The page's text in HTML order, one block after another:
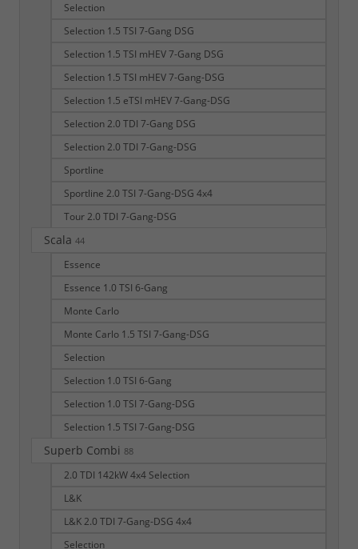
Selection
Selection 1.5 TSI 7-Gang DSG
Selection 1.5 TSI mHEV 7-Gang DSG
Selection 1.5 TSI mHEV 7-Gang-DSG
Selection 1.5 eTSI mHEV 7-Gang-DSG
Selection 2.0 TDI 7-Gang DSG
Selection 2.0 TDI 7-Gang-DSG
Sportline
Sportline 2.0 TSI 7-Gang-DSG 4x4
Tour 2.0 TDI 7-Gang-DSG
Scala 44
Essence
Essence 1.0 TSI 6-Gang
Monte Carlo
Monte Carlo 1.5 TSI 7-Gang-DSG
Selection
Selection 1.0 TSI 6-Gang
Selection 1.0 TSI 7-Gang-DSG
Selection 1.5 TSI 7-Gang-DSG
Superb Combi 88
2.0 TDI 142kW 4x4 Selection
L&K
L&K 2.0 TDI 7-Gang-DSG 4x4
Selection